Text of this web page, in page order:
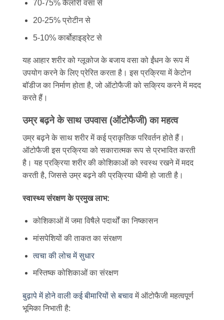
70-75% कैलोरी वसा से
20-25% प्रोटीन से
5-10% कार्बोहाइड्रेट से
यह आहार शरीर को ग्लूकोज के बजाय वसा को ईंधन के रूप में
उपयोग करने के लिए प्रेरित करता है। इस प्रक्रिया में केटोन
बॉडीज का निर्माण होता है, जो ऑटोफैजी को सक्रिय करने में मदद
करते हैं।
उम्र बढ़ने के साथ उपवास (ऑटोफैजी) का महत्व
उम्र बढ़ने के साथ शरीर में कई प्राकृतिक परिवर्तन होते हैं।
ऑटोफैजी इस प्रक्रिया को सकारात्मक रूप से प्रभावित करती
है। यह प्रक्रिया शरीर की कोशिकाओं को स्वस्थ रखने में मदद
करती है, जिससे उम्र बढ़ने की प्रक्रिया धीमी हो जाती है।
स्वास्थ्य संरक्षण के प्रमुख लाभ:
कोशिकाओं में जमा विषैले पदार्थों का निष्कासन
मांसपेशियों की ताकत का संरक्षण
त्वचा की लोच में सुधार
मस्तिष्क कोशिकाओं का संरक्षण
बुढ़ापे में होने वाली कई बीमारियों से बचाव में ऑटोफैजी महत्वपूर्ण
भूमिका निभाती है: